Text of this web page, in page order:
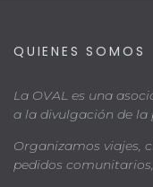
QUIENES SOMOS
La OVAL es una
a la divulgación de la
Organizamos viajes,
pedidos